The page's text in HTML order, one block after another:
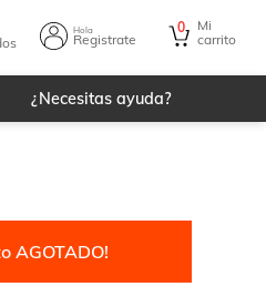
Hola
Registrate
0
Mi
carrito
¿Necesitas ayuda?
AGOTADO!